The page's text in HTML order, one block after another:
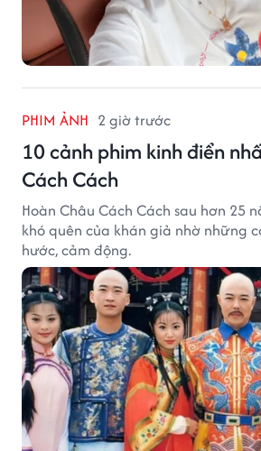
PHIM ẢNH 2 giờ trước
10 cảnh phim kinh điển
Cách Cách
Hoàn Châu Cách Cách sau hơn 25
khó quên của khán giả nhờ những
hước, cảm động.